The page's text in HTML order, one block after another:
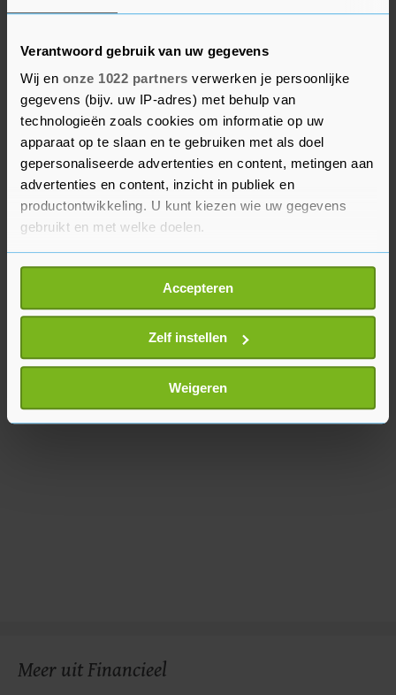
Verantwoord gebruik van uw gegevens
Wij en onze 1022 partners verwerken je persoonlijke
gegevens (bijv. uw IP-adres) met behulp van
technologieën zoals cookies om informatie op uw
apparaat op te slaan en te gebruiken met als doel
gepersonaliseerde advertenties en content, metingen aan
advertenties en content, inzicht in publiek en
productontwikkeling. U kunt kiezen wie uw gegevens
gebruikt en met welke doelen.
Als u het toestaat, willen we ook graag:
Informatie verzamelen over uw geografische
locatie, die tot een paar meter nauwkeurig kan zijn
Uw apparaat identificeren door het actief te
scannen op specifieke eigenschappen (fingerprinting)
Lees meer over hoe uw persoonlijke gegevens worden
verwerkt en stel uw voorkeuren in het
U kunt uw toestemming op elk moment wijzigen of
Accepteren
Zelf instellen
Weigeren
gingen de aandelenkoersen de afgelopen
Tesla wist het verlies van eerder op de dag om te
buigen in een winst van 1,1 procent. Een dag
eerder werd het aandeel bijna 5 procent in het
rood gezet. Dat kwam door tegenvallende cijfers.
De leveringen van elektrische auto's aan klanten
waren in het eerste kwartaal veel lager dan in de
voorgaande periode. Dat kwam door een
afgenomen vraag en felle concurrentie van
vooral Chinese fabrikanten.
Meer uit Financieel